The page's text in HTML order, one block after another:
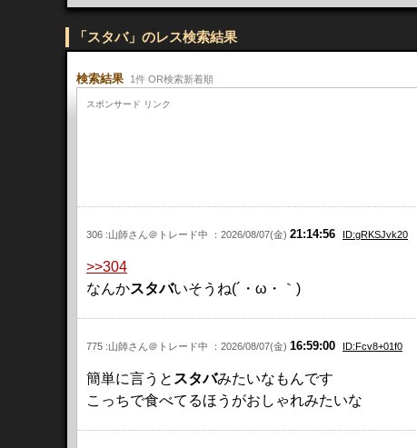
「スタバ」のレス検索結果
検索結果 1件 OR検索新着順
スポンサード リンク
306 :山師さん＠トレード中 ：2026/08/07(金) 21:14:56 ID:gRKSJvk20
>>304
なんかスタバいそうね(´・ω・｀)
775 :山師さん＠トレード中 ：2026/08/07(金) 16:59:00 ID:Fcv8+01f0
簡単に言うと スタバみたいなもんです
こっちで食べてるほうがおしゃれみたいな